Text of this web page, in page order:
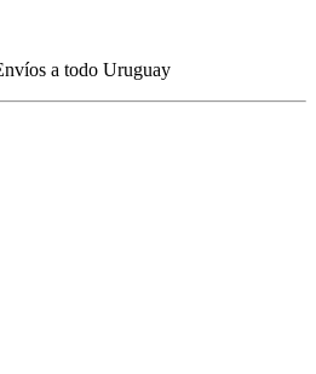
a todo Uruguay